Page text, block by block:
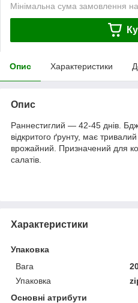
Мінімальна сума замовлення
Опис Характеристики
Опис
Раннестиглий — 42-45 днів.
відкритого ґрунту, має
врожайний. Призначений для
салатів.
Характеристики
Упаковка
Вага
Упаковка
Основні атрибути